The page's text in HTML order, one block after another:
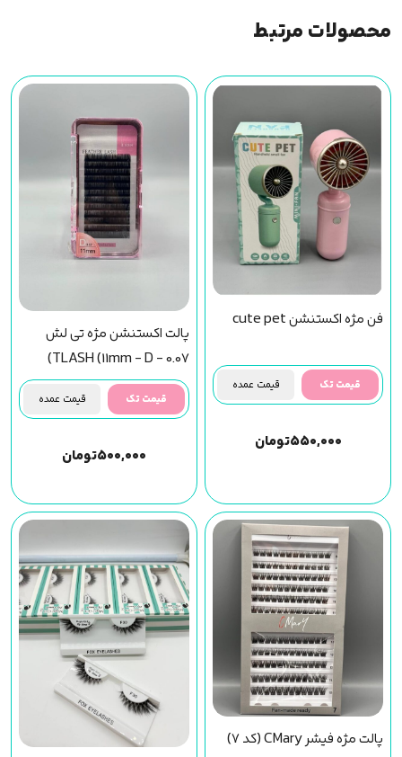
محصولات مرتبط
فن مژه اکستنشن cute pet
قیمت تک قیمت عمده
۵۵۰,۰۰۰تومان
پالت اکستنشن مژه تی لش
TLASH (11mm - D - 0.07)
قیمت تک قیمت عمده
۵۰۰,۰۰۰تومان
پالت مژه فیشر CMary (کد 7)